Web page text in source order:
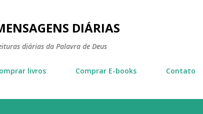
DIÁRIAS
diárias da Palavra de Deus
livros Comprar E-books Contato